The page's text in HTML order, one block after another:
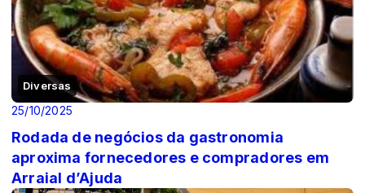
Diversas
25/10/2025
Rodada de negócios da gastronomia
aproxima fornecedores e compradores em
Arraial d’Ajuda